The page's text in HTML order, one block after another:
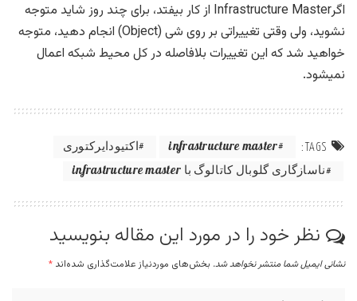
اگرInfrastructure Master از کار بیفتد، برای چند روز شاید متوجه
نشوید، ولی وقتی تغییراتی بر روی شی (Object) انجام دهید، متوجه
خواهید شد که این تغییرات بلافاصله در کل محیط شبکه اعمال
نمیشود.
TAGS:
infrastructure master
اکتیودایرکتوری
ناسازگاری گلوبال کاتالوگ با infrastructure master
نظر خود را در مورد این مقاله بنویسید
نشانی ایمیل شما منتشر نخواهد شد. بخش‌های موردنیاز علامت‌گذاری شده‌اند *